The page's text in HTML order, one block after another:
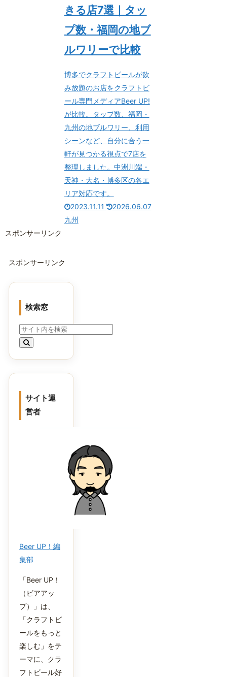
きる店7選｜タッ
プ数・福岡の地ブ
ルワリーで比較
博多でクラフトビールが飲
み放題のお店をクラフトビ
ール専門メディアBeer UP!
が比較。タップ数、福岡・
九州の地ブルワリー、利用
シーンなど、自分に合う一
軒が見つかる視点で7店を
整理しました。中洲川端・
天神・大名・博多区の各エ
リア対応です。
2023.11.11
2026.06.07
九州
スポンサーリンク
スポンサーリンク
検索窓
サイト運
営者
Beer UP！編
集部
「Beer UP！
（ビアアッ
プ）」は、
「クラフトビ
ールをもっと
楽しむ」をテ
ーマに、クラ
フトビール好